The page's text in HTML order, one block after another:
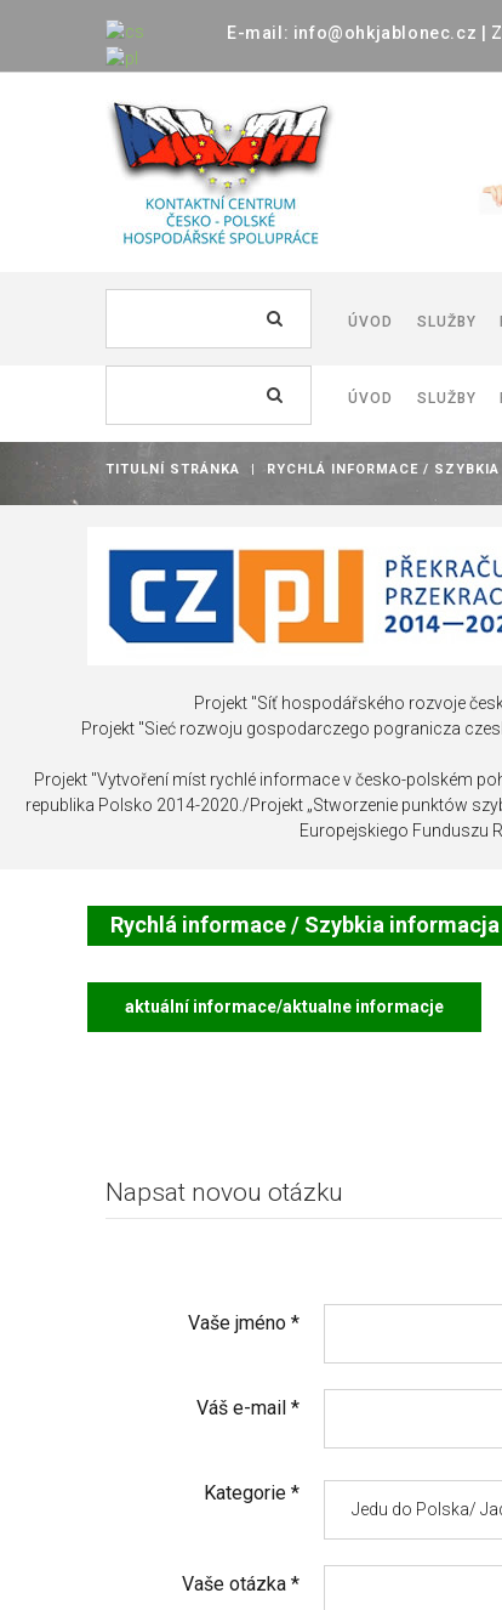
E-mail: info@ohkjablonec.cz
ÚVOD SLUŽBY
ÚVOD SLUŽBY
TITULNÍ STRÁNKA | RYCHLÁ INFORMACE /
Projekt "Síť hospodářského rozvoje
Projekt "Sieć rozwoju gospodarczego pogranicza
Projekt "Vytvoření míst rychlé informace v česko-polském
republika Polsko 2014-2020./Projekt „Stworzenie punktów
Europejskiego Funduszu
Rychlá informace / Szybkia informacja
aktuální informace/aktualne informacje
Napsat novou otázku
Vaše jméno *
Váš e-mail *
Kategorie *
Vaše otázka *